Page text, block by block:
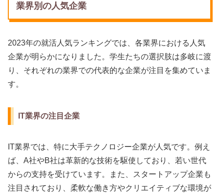
業界別の人気企業
2023年の就活人気ランキングでは、各業界における人気
企業が明らかになりました。学生たちの選択肢は多岐に渡
り、それぞれの業界での代表的な企業が注目を集めていま
す。
IT業界の注目企業
IT業界では、特に大手テクノロジー企業が人気です。例え
ば、A社やB社は革新的な技術を駆使しており、若い世代
からの支持を受けています。また、スタートアップ企業も
注目されており、柔軟な働き方やクリエイティブな環境が